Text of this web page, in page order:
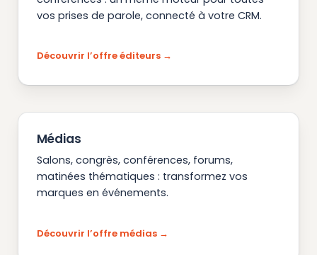
vos prises de parole, connecté à votre CRM.
Découvrir l’offre éditeurs
Médias
Salons, congrès, conférences, forums,
matinées thématiques : transformez vos
marques en événements.
Découvrir l’offre médias